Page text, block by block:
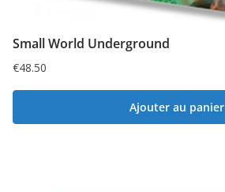
Small World Underground
€48.50
Ajouter au panier